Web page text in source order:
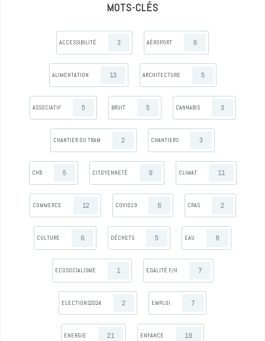
MOTS-CLÉS
ACCESSIBILITÉ 3 AÉROPORT 9
ALIMENTATION 13 ARCHITECTURE 5
ASSOCIATIF 5 BRUIT 5 CANNABIS 3
CHANTIER DU TRAM 2 CHANTIERS 3
CHB 5 CITOYENNETÉ 9 CLIMAT 11
COMMERCE 12 COVID19 6 CPAS 2
CULTURE 6 DÉCHETS 5 EAU 8
ECOSOCIALISME 1 EGALITÉ F/H 7
ELECTIONS2024 2 EMPLOI 7
ENERGIE 21 ENFANCE 19